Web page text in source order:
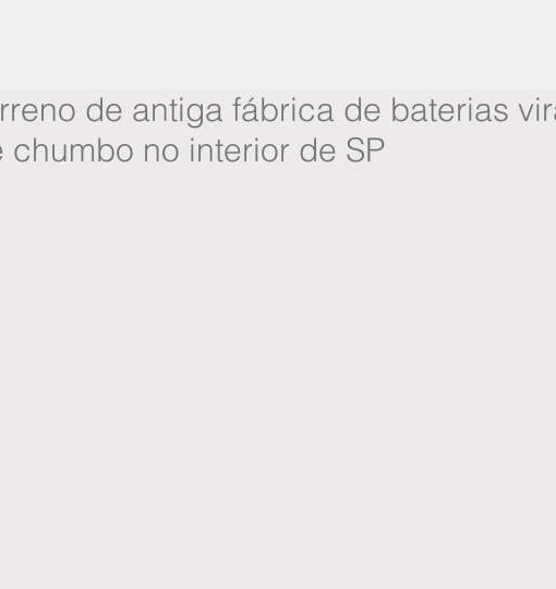
de antiga fábrica de baterias
chumbo no interior de SP